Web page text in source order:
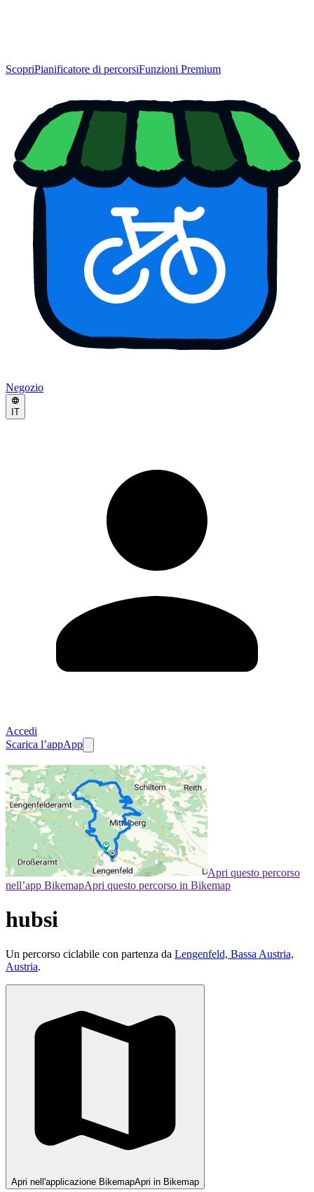
ScopriPianificatore di percorsiFunzioni Premium
Negozio
IT
Accedi
Scarica l’appApp
Apri questo percorso
nell’app BikemapApri questo percorso in Bikemap
hubsi
Un percorso ciclabile con partenza da Lengenfeld, Bassa Austria,
Austria.
Apri nell'applicazione BikemapApri in Bikemap